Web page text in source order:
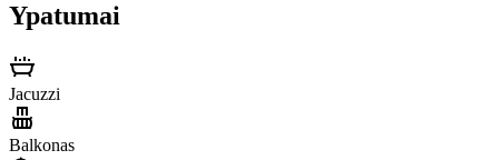
Ypatumai
Jacuzzi
Balkonas